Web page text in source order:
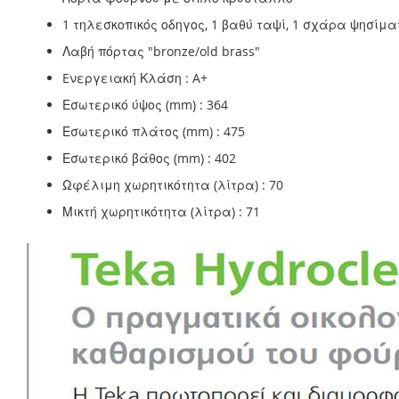
1 τηλεσκοπικός οδηγος, 1 βαθύ ταψί, 1 σχάρα
Λαβή πόρτας "bronze/old brass"
Eνεργειακή Κλάση : A+
Εσωτερικό ύψος (mm) : 364
Εσωτερικό πλάτος (mm) : 475
Εσωτερικό βάθος (mm) : 402
Ωφέλιμη χωρητικότητα (λίτρα) : 70
Μικτή χωρητικότητα (λίτρα) : 71